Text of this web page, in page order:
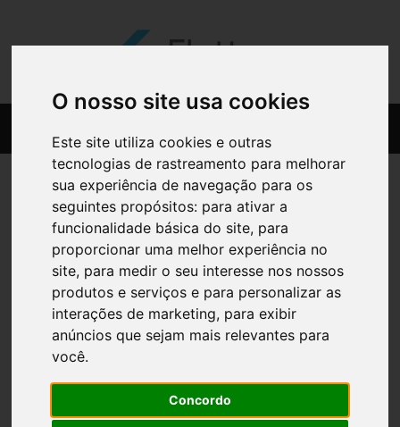
O nosso site usa cookies
Este site utiliza cookies e outras
tecnologias de rastreamento para melhorar
sua experiência de navegação para os
seguintes propósitos: para ativar a
funcionalidade básica do site, para
proporcionar uma melhor experiência no
site, para medir o seu interesse nos nossos
produtos e serviços e para personalizar as
interações de marketing, para exibir
anúncios que sejam mais relevantes para
você.
Concordo